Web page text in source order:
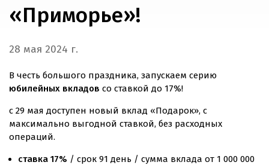
«Приморье»!
28 мая 2024 г.
В честь большого праздника, запускаем серию
юбилейных вкладов со ставкой до 17%!
с 29 мая доступен новый вклад «Подарок», с
максимально выгодной ставкой, без расходных
операций.
ставка 17% / срок 91 день / сумма вклада от 1 000 000